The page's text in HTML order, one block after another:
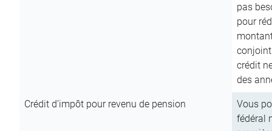
pas
pour
conjoint
crédit
des
Crédit d’impôt pour revenu de pension
Vous
fédéral